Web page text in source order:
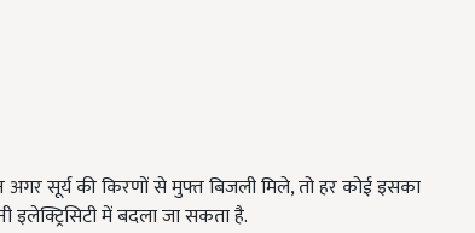
अगर सूर्य की किरणों से मुफ्त बिजली मिले, तो हर कोई इसका
इलेक्ट्रिसिटी में बदला जा सकता है.